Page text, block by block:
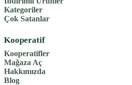
Kategoriler
Çok Satanlar
Kooperatif
Kooperatifler
Mağaza Aç
Hakkımızda
Blog